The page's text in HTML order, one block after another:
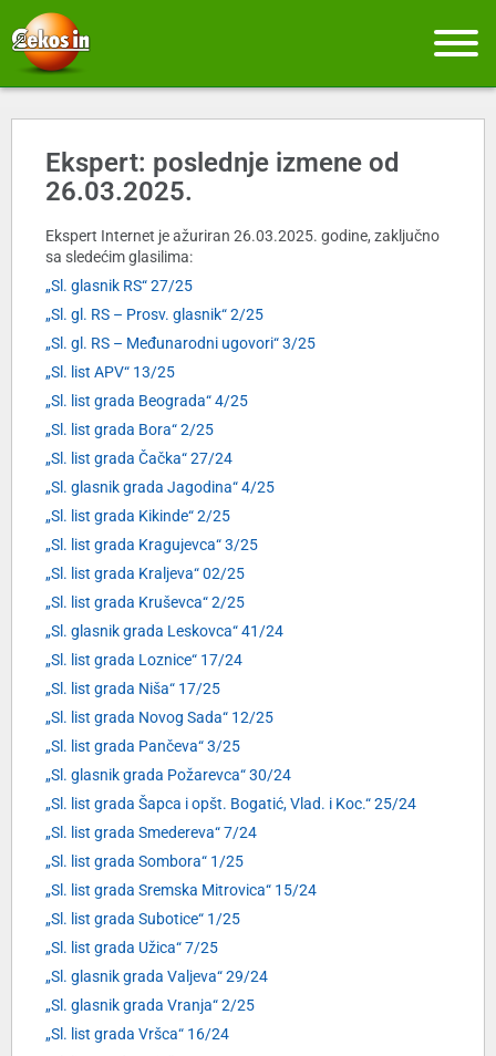
Ekspert: poslednje izmene od
26.03.2025.
Ekspert Internet je ažuriran 26.03.2025. godine, zaključno
sa sledećim glasilima:
„Sl. glasnik RS“ 27/25
„Sl. gl. RS – Prosv. glasnik“ 2/25
„Sl. gl. RS – Međunarodni ugovori“ 3/25
„Sl. list APV“ 13/25
„Sl. list grada Beograda“ 4/25
„Sl. list grada Bora“ 2/25
„Sl. list grada Čačka“ 27/24
„Sl. glasnik grada Jagodina“ 4/25
„Sl. list grada Kikinde“ 2/25
„Sl. list grada Kragujevca“ 3/25
„Sl. list grada Kraljeva“ 02/25
„Sl. list grada Kruševca“ 2/25
„Sl. glasnik grada Leskovca“ 41/24
„Sl. list grada Loznice“ 17/24
„Sl. list grada Niša“ 17/25
„Sl. list grada Novog Sada“ 12/25
„Sl. list grada Pančeva“ 3/25
„Sl. glasnik grada Požarevca“ 30/24
„Sl. list grada Šapca i opšt. Bogatić, Vlad. i Koc.“ 25/24
„Sl. list grada Smedereva“ 7/24
„Sl. list grada Sombora“ 1/25
„Sl. list grada Sremska Mitrovica“ 15/24
„Sl. list grada Subotice“ 1/25
„Sl. list grada Užica“ 7/25
„Sl. glasnik grada Valjeva“ 29/24
„Sl. glasnik grada Vranja“ 2/25
„Sl. list grada Vršca“ 16/24